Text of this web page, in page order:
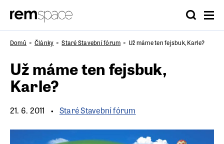
Domů Články Staré Stavební fórum Už máme ten fejsbuk, Karle?
Už máme ten fejsbuk,
Karle?
21. 6. 2011 Staré Stavební fórum